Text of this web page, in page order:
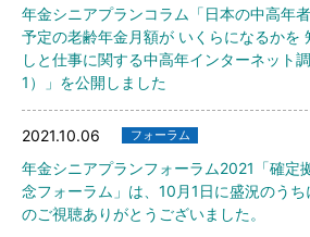
年金シニアプランコラム「日本の中高年
予定の老齢年金月額が いくらになるかを
しと仕事に関する中高年インターネット
1）」を公開しました
2021.10.06 フォーラム
年金シニアプランフォーラム2021「確定
念フォーラム」は、10月1日に盛況のう
のご視聴ありがとうございました。